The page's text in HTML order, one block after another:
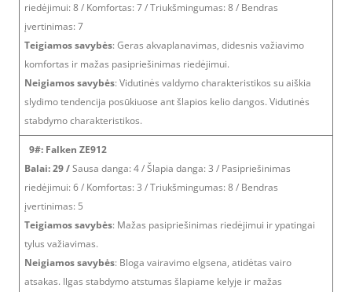
riedėjimui: 8 / Komfortas: 7 / Triukšmingumas: 8 / Bendras
įvertinimas: 7
Teigiamos savybės: Geras akvaplanavimas, didesnis važiavimo
komfortas ir mažas pasipriešinimas riedėjimui.
Neigiamos savybės: Vidutinės valdymo charakteristikos su aiškia
slydimo tendencija posūkiuose ant šlapios kelio dangos. Vidutinės
stabdymo charakteristikos.
9#: Falken ZE912
Balai: 29 /Sausa danga: 4 / Šlapia danga: 3 / Pasipriešinimas
riedėjimui: 6 / Komfortas: 3 / Triukšmingumas: 8 / Bendras
įvertinimas: 5
Teigiamos savybės: Mažas pasipriešinimas riedėjimui ir ypatingai
tylus važiavimas.
Neigiamos savybės: Bloga vairavimo elgsena, atidėtas vairo
atsakas. Ilgas stabdymo atstumas šlapiame kelyje ir mažas